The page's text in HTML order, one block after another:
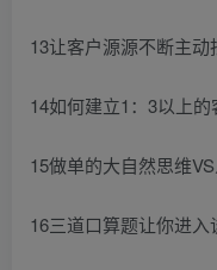
13让客户源源不断主动
14如何建立1：3以上
15做单的大自然思维
16三道口算题让你进入